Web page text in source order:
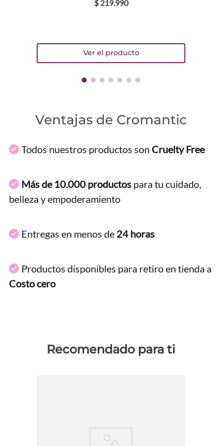
$ 219.990
Ventajas de Cromantic
Todos nuestros productos son Cruelty Free
Más de 10.000 productos para tu cuidado,
belleza y empoderamiento
Entregas en menos de 24 horas
Productos disponibles para retiro en tienda a
Costo cero
Recomendado para ti